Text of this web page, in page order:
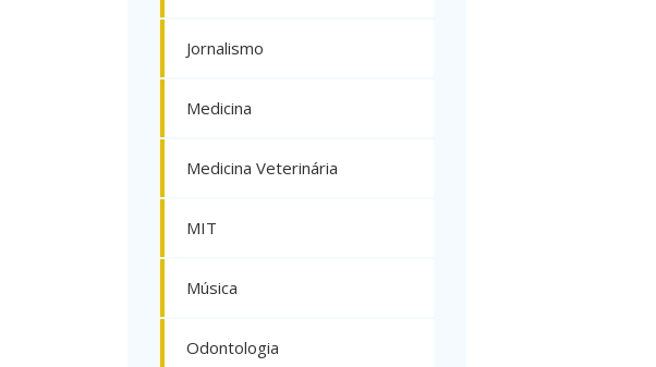
Jornalismo
Medicina
Medicina Veterinária
MIT
Música
Odontologia